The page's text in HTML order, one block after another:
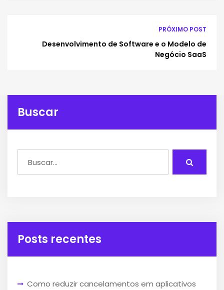
PRÓXIMO POST
Desenvolvimento de Software e o Modelo de
Negócio SaaS
Buscar
Posts recentes
Como reduzir cancelamentos em aplicativos